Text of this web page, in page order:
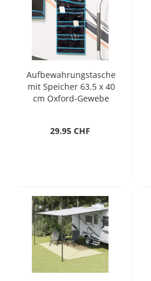
Aufbewahrungstasche
mit Speicher 63.5 x 40
cm Oxford-Gewebe
29.95 CHF